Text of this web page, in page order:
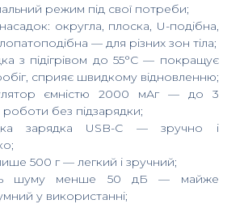
режим під свої потреби;
насадок: округла, плоска, U-подібна,
— для різних зон тіла;
з підігрівом до 55°C — покращує
сприяє швидкому відновленню;
ємністю 2000 мАг — до 3
роботи без підзарядки;
зарядка USB-C — зручно і
500 г — легкий і зручний;
шуму менше 50 дБ — майже
у використанні;